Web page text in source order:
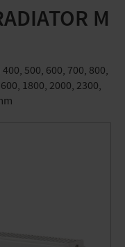
M
500, 600, 700, 800,
1800, 2000, 2300,